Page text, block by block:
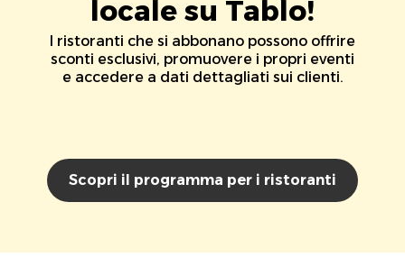
locale su Tablo!
I ristoranti che si abbonano possono offrire
sconti esclusivi, promuovere i propri eventi
e accedere a dati dettagliati sui clienti.
Scopri il programma per i ristoranti